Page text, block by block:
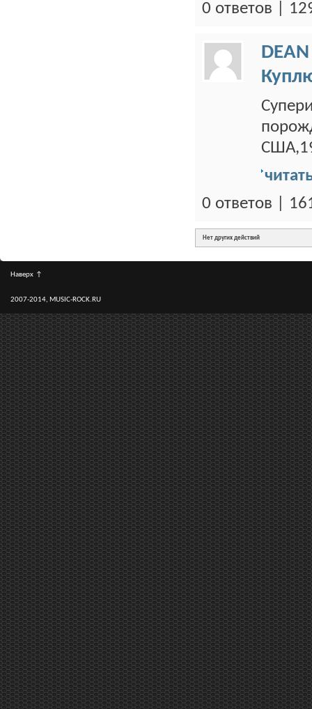
0 ответов |
DEAN
0 ответов |
Нет других действий
Наверх ↑
2007-2014, MUSIC-ROCK.RU